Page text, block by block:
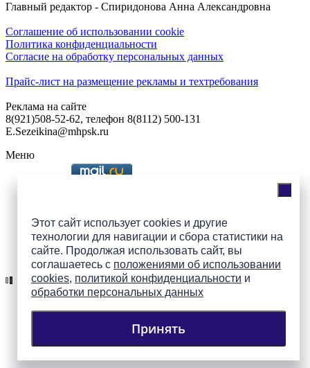
Этот сайт использует cookies и другие
технологии для навигации и сбора статистики на
сайте. Продолжая использовать сайт, вы
соглашаетесь с положениями об использовании
cookies, политикой конфиденциальности и
обработки персональных данных
Принять
Главный редактор - Спиридонова Анна Александровна
Соглашение об использовании cookie
Политика конфиденциальности
Согласие на обработку персональных данных
Прайс-лист на размещение рекламы и техтребования
Реклама на сайте
8(921)508-52-62, телефон 8(8112) 500-131
E.Sezeikina@mhpsk.ru
Меню
Подпишись на группы
ПАИ в соцсетях!